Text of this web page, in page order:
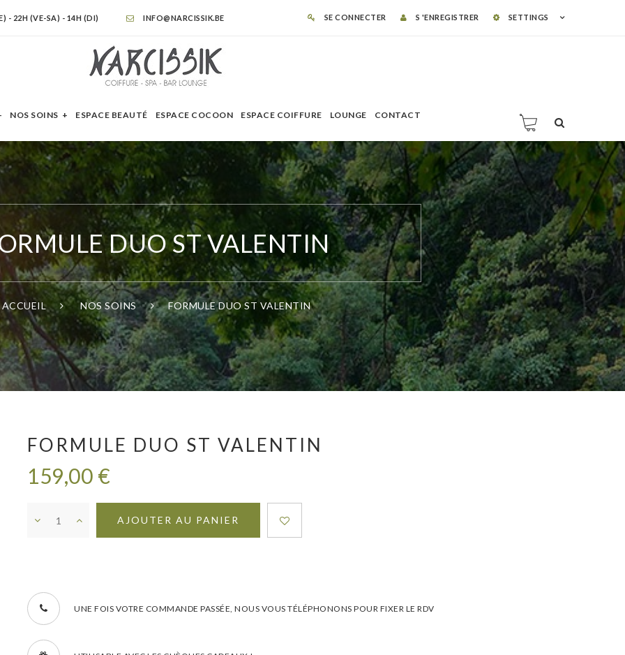
- 22H (VE-SA) - 14H (DI) INFO@NARCISSIK.BE SE CONNECTER S 'ENREGISTRER SETTINGS
NOS SOINS ESPACE BEAUTÉ ESPACE COCOON ESPACE COIFFURE LOUNGE CONTACT
DUO ST VALENTIN
ACCUEIL NOS SOINS FORMULE DUO ST VALENTIN
FORMULE DUO ST VALENTIN
159,00 €
AJOUTER AU PANIER
UNE FOIS VOTRE COMMANDE PASSÉE, NOUS VOUS TÉLÉPHONONS POUR FIXER LE RDV